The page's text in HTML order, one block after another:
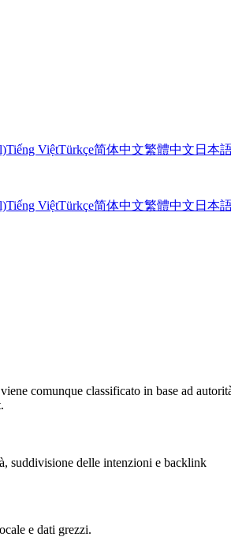
Tiếng ViệtTürkçe简体中文繁體中文 日本
Tiếng ViệtTürkçe简体中文繁體中文 日本
comunque classificato in base ad
e dati grezzi.